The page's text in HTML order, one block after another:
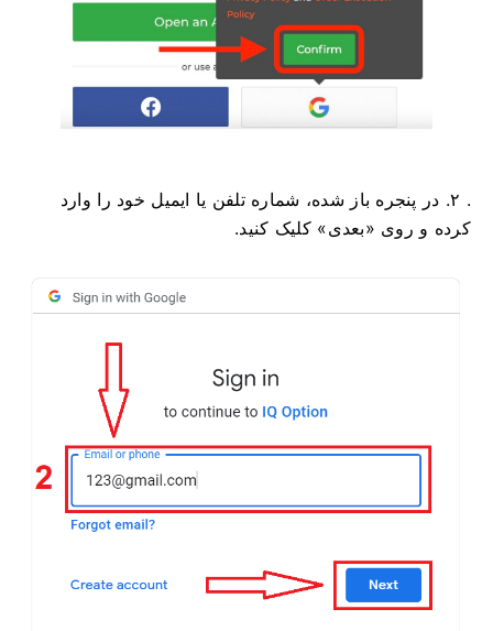
. ۲. در پنجره باز شده، شماره تلفن یا ایمیل خود را وارد
کرده و روی «بعدی» کلیک کنید.